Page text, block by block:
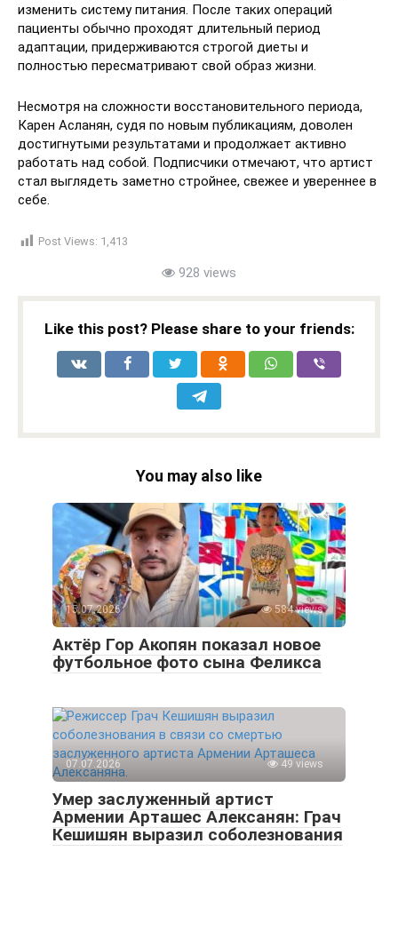
изменить систему питания. После таких операций
пациенты обычно проходят длительный период
адаптации, придерживаются строгой диеты и
полностью пересматривают свой образ жизни.
Несмотря на сложности восстановительного периода,
Карен Асланян, судя по новым публикациям, доволен
достигнутыми результатами и продолжает активно
работать над собой. Подписчики отмечают, что артист
стал выглядеть заметно стройнее, свежее и увереннее в
себе.
Post Views: 1,413
928 views
Like this post? Please share to your friends:
You may also like
15.07.2026 584 views
Актёр Гор Акопян показал новое
футбольное фото сына Феликса
07.07.2026 49 views
Умер заслуженный артист
Армении Арташес Алексанян: Грач
Кешишян выразил соболезнования